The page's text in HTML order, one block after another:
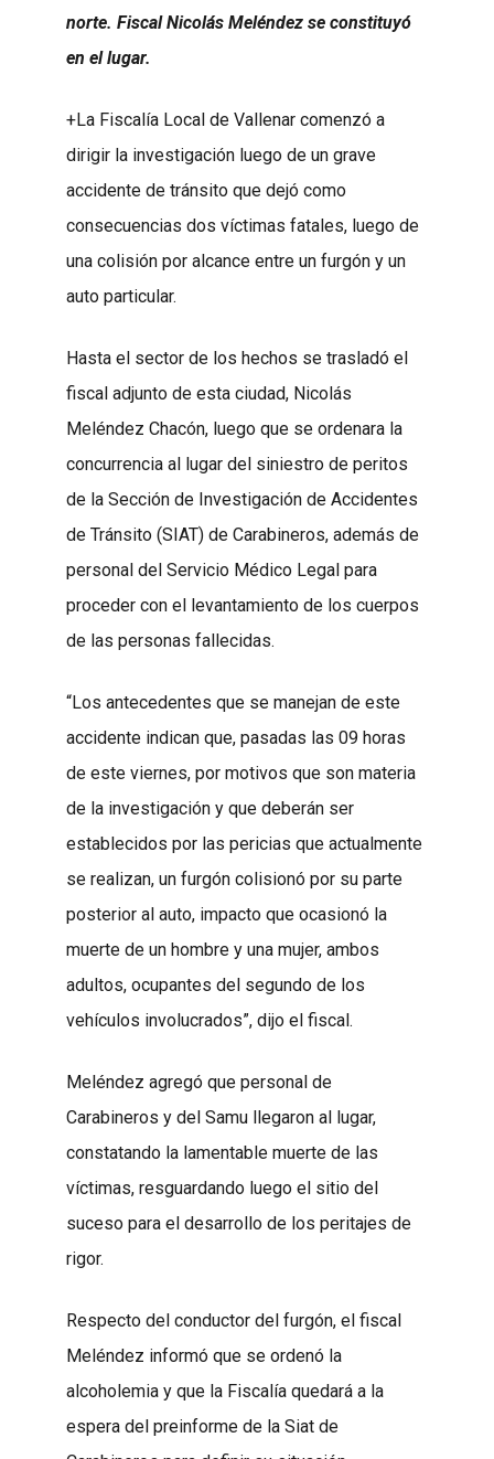
norte. Fiscal Nicolás Meléndez se constituyó
en el lugar.
+La Fiscalía Local de Vallenar comenzó a
dirigir la investigación luego de un grave
accidente de tránsito que dejó como
consecuencias dos víctimas fatales, luego de
una colisión por alcance entre un furgón y un
auto particular.
Hasta el sector de los hechos se trasladó el
fiscal adjunto de esta ciudad, Nicolás
Meléndez Chacón, luego que se ordenara la
concurrencia al lugar del siniestro de peritos
de la Sección de Investigación de Accidentes
de Tránsito (SIAT) de Carabineros, además de
personal del Servicio Médico Legal para
proceder con el levantamiento de los cuerpos
de las personas fallecidas.
“Los antecedentes que se manejan de este
accidente indican que, pasadas las 09 horas
de este viernes, por motivos que son materia
de la investigación y que deberán ser
establecidos por las pericias que actualmente
se realizan, un furgón colisionó por su parte
posterior al auto, impacto que ocasionó la
muerte de un hombre y una mujer, ambos
adultos, ocupantes del segundo de los
vehículos involucrados”, dijo el fiscal.
Meléndez agregó que personal de
Carabineros y del Samu llegaron al lugar,
constatando la lamentable muerte de las
víctimas, resguardando luego el sitio del
suceso para el desarrollo de los peritajes de
rigor.
Respecto del conductor del furgón, el fiscal
Meléndez informó que se ordenó la
alcoholemia y que la Fiscalía quedará a la
espera del preinforme de la Siat de